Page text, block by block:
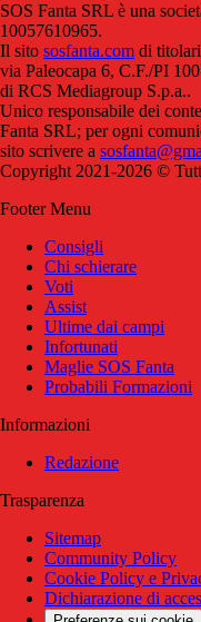
SOS Fanta SRL è una
10057610965.
Il sito sosfanta.com di
via Paleocapa 6, C.F./PI
di RCS Mediagroup S.p.a..
Unico responsabile dei
Fanta SRL; per ogni
sito scrivere a
Copyright 2021-2026 ©
Footer Menu
Consigli
Chi schierare
Voti
Assist
Ultime dai campi
Infortunati
Maglie SOS Fanta
Probabili Formazioni
Informazioni
Redazione
Trasparenza
Sitemap
Community Policy
Cookie Policy e
Dichiarazione di